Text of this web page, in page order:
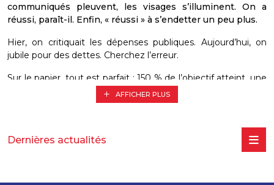
communiqués pleuvent, les visages s’illuminent. On a
réussi, paraît-il. Enfin, « réussi » à s’endetter un peu plus.
Hier, on critiquait les dépenses publiques. Aujourd’hui, on
jubile pour des dettes. Cherchez l’erreur.
Sur le papier, tout est parfait : 150 % de l’objectif atteint, une
levée de fonds éclatante, des investisseurs confiants, une
diaspora enthousiaste. Le Sénégal rassure les marchés.
Sauf que les marchés, eux, ne vivent pas au Sénégal. Ils ne
font pas leurs courses au marché Tilène, ne paient pas leurs
AFFICHER PLUS
Dernières actualités